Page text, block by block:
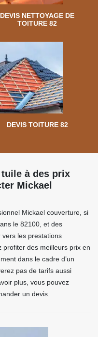
DEVIS NETTOYAGE DE
TOITURE 82
DEVIS TOITURE 82
à des prix
Mickael
Mickael couverture, si
le 82100, et des
les prestations
profiter des meilleurs prix en
dans le cadre d’un
pas de tarifs aussi
plus, vous pouvez
un devis.